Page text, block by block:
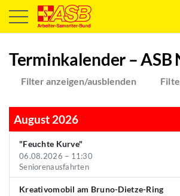
Terminkalender – ASB
Filter anzeigen/ausblenden
August 2026
"Feuchte Kurve"
06.08.2026 – 11:30
Seniorenausfahrten
Kreativomobil am Bruno-Dietze-Ring